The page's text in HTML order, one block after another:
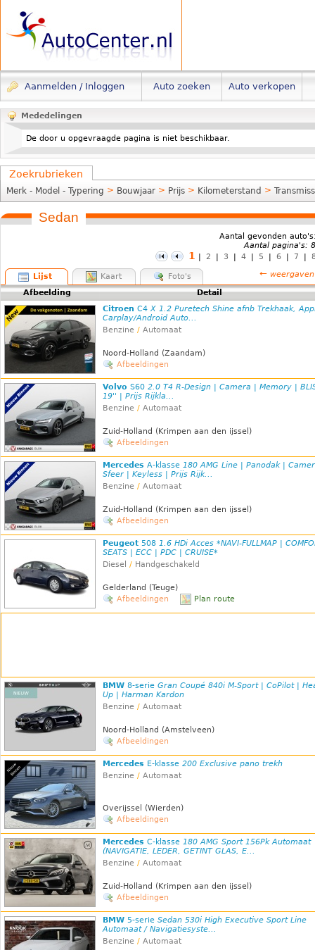
Aanmelden / Inloggen Auto zoeken Auto verkopen
Mededelingen
De door u opgevraagde pagina is niet beschikbaar.
Zoekrubrieken
Merk - Model - Typering > Bouwjaar > Prijs > Kilometerstand >
Sedan
Aantal gevonden
Aantal pagina's:
1 | 2 | 3 | 4 | 5 | 6 | 7 |
Lijst Kaart Foto's ← weergaven
Afbeelding
Detail
Citroen C4 X 1.2 Puretech Shine afnb Trekhaak,
Carplay/Android Auto...
Benzine / Automaat
Noord-Holland (Zaandam)
Afbeeldingen
Volvo S60 2.0 T4 R-Design | Camera | Memory |
19'' | Prijs Rijkla...
Benzine / Automaat
Zuid-Holland (Krimpen aan den ijssel)
Afbeeldingen
Mercedes A-klasse 180 AMG Line | Panodak |
Sfeer | Keyless | Prijs Rijk...
Benzine / Automaat
Zuid-Holland (Krimpen aan den ijssel)
Afbeeldingen
Peugeot 508 1.6 HDi Acces *NAVI-FULLMAP |
SEATS | ECC | PDC | CRUISE*
Diesel
/ Handgeschakeld
Gelderland (Teuge)
Afbeeldingen
Plan route
BMW 8-serie Gran Coupé 840i M-Sport | CoPilot |
Up | Harman Kardon
Benzine / Automaat
Noord-Holland (Amstelveen)
Afbeeldingen
Mercedes E-klasse 200 Exclusive pano trekh
Benzine / Automaat
Overijssel (Wierden)
Afbeeldingen
Mercedes C-klasse 180 AMG Sport 156Pk Automaat
(NAVIGATIE, LEDER, GETINT GLAS, E...
Benzine / Automaat
Zuid-Holland (Krimpen aan den ijssel)
Afbeeldingen
BMW 5-serie Sedan 530i High Executive Sport Line
Automaat / Navigatiesyste...
Benzine / Automaat